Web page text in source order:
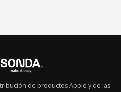
de productos Apple y de las